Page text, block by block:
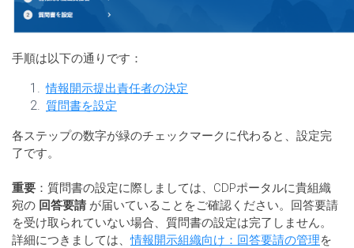
手順は以下の通りです：
情報開示提出責任者の決定
質問書を設定
各ステップの数字が緑のチェックマークに代わると、設定完
了です。
重要 ：質問書の設定に際しましては、CDPポータルに貴組織
宛の 回答要請 が届いていることをご確認ください。回答要請
を受け取られていない場合、質問書の設定は完了しません。
詳細につきましては、情報開示組織向け：回答要請の管理を